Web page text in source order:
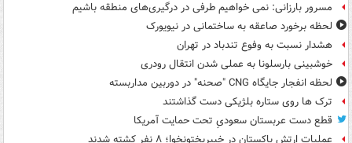
مسرور بارزانی: نمی خواهیم طرفی در درگیری‌های منطقه باشیم
لحظه برخورد صاعقه به ساختمانی در نیویورک
هشدار نسبت به وفوع تندباد در تهران
خوشبینی بارسلونا به عملی شدن انتقال رودری
لحظه انفجار جایگاه CNG "صحنه" در دوربین مداربسته
ترک ها روی ستاره بلژیکی دست گذاشتند
قطع دست عربستان سعودیِ تحت حمایت آمریکا
عملیات ارتش پاکستان در خیبرپختونخوا؛ ۸ نفر کشته شدند